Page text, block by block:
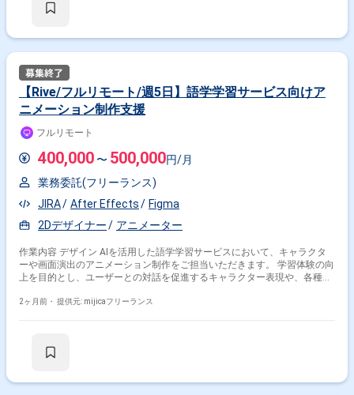
【Rive/フルリモート/週5日】語学学習サービス向けア
ニメーション制作支援
フルリモート
400,000 〜 500,000円/月
業務委託(フリーランス)
JIRA
After Effects
Figma
2Dデザイナー
アニメーター
作業内容 デザイン AIを活用した語学学習サービスにおいて、キャラクタ
ーや画面演出のアニメーション制作をご担当いただきます。 学習体験の向
上を目的とし、ユーザーとの対話を促進するキャラクター表現や、各種UI
なアニメーション制作が中心となり、デザイナーやPdM、エンジニアと連
2ヶ月前・ 提供元: mijicaフリーランス